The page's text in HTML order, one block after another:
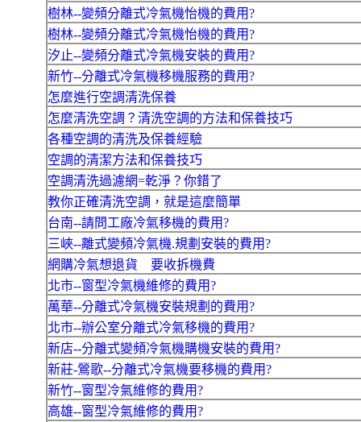
樹林--變頻分離式冷氣機怡機的費用?
樹林--變頻分離式冷氣機怡機的費用?
汐止--變頻分離式冷氣機安裝的費用?
新竹--分離式冷氣機移機服務的費用?
怎麼進行空調清洗保養
怎麼清洗空調？清洗空調的方法和保養技巧
各種空調的清洗及保養經驗
空調的清潔方法和保養技巧
空調清洗過濾網=乾淨？你錯了
教你正確清洗空調，就是這麼簡單
台南--請問工廠冷氣移機的費用?
三峽--離式變頻冷氣機.規劃安裝的費用?
網購冷氣想退貨 要收拆機費
北市--窗型冷氣機維修的費用?
萬華--分離式冷氣機安裝規劃的費用?
北市--辦公室分離式冷氣移機的費用?
新店--分離式變頻冷氣機購機安裝的費用?
新莊-鶯歌--分離式冷氣機要移機的費用?
新竹--窗型冷氣維修的費用?
高雄--窗型冷氣維修的費用?